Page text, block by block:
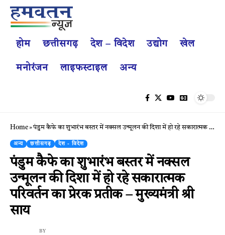
होम छत्तीसगढ़ देश – विदेश उद्योग खेल
मनोरंजन लाइफस्टाइल अन्य
Home»पंडुम कैफे का शुभारंभ बस्तर में नक्सल उन्मूलन की दिशा में हो रहे सकारात्मक परिवर्तन का प्रेरक प्रतीक – मुख्यमंत्री श्री साय
अन्य छत्तीसगढ़ देश - विदेश
पंडुम कैफे का शुभारंभ बस्तर में नक्सल
उन्मूलन की दिशा में हो रहे सकारात्मक
परिवर्तन का प्रेरक प्रतीक – मुख्यमंत्री श्री
साय
BY